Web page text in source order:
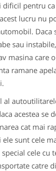
dificil pentru
lucru nu
Daca
sau
masina care
ramane
al
acestea se
cat mai
ele sunt cele
cele cu
catre